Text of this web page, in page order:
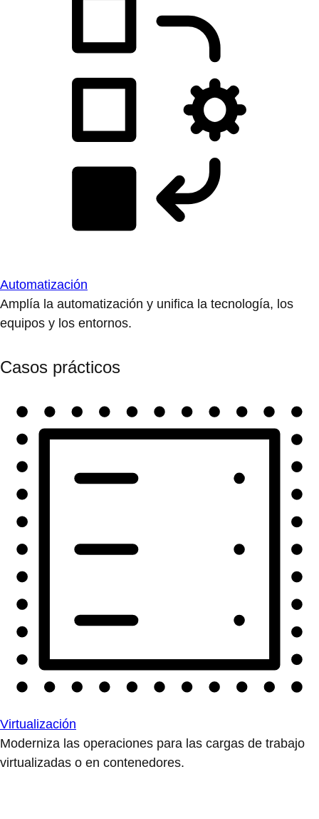
Automatización
Amplía la automatización y unifica la tecnología, los
equipos y los entornos.
Casos prácticos
Virtualización
Moderniza las operaciones para las cargas de trabajo
virtualizadas o en contenedores.